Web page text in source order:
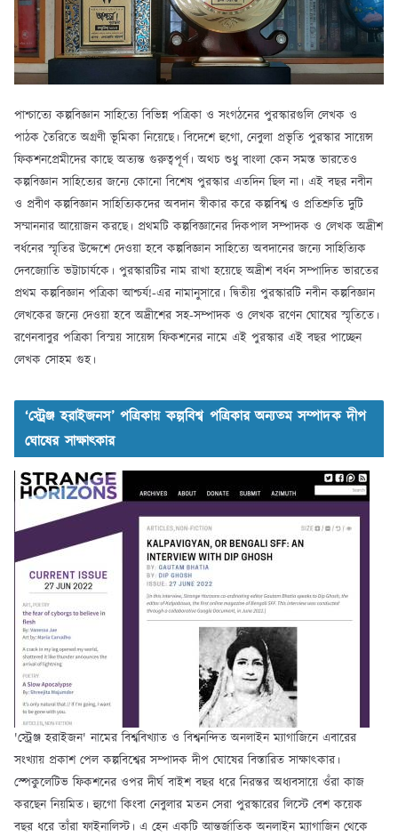
পাশ্চাত্যে কল্পবিজ্ঞান সাহিত্যে বিভিন্ন পত্রিকা ও সংগঠনের পুরস্কারগুলি লেখক ও
পাঠক তৈরিতে অগ্রণী ভূমিকা নিয়েছে। বিদেশে হুগো, নেবুলা প্রভৃতি পুরস্কার সায়েন্স
ফিকশনপ্রেমীদের কাছে অত্যন্ত গুরুত্বপূর্ণ। অথচ শুধু বাংলা কেন সমস্ত ভারতেও
কল্পবিজ্ঞান সাহিত্যের জন্যে কোনো বিশেষ পুরস্কার এতদিন ছিল না। এই বছর নবীন
ও প্রবীণ কল্পবিজ্ঞান সাহিত্যিকদের অবদান স্বীকার করে কল্পবিশ্ব ও প্রতিশ্রুতি দুটি
সম্মাননার আয়োজন করছে। প্রথমটি কল্পবিজ্ঞানের দিকপাল সম্পাদক ও লেখক অদ্রীশ
বর্ধনের স্মৃতির উদ্দেশে দেওয়া হবে কল্পবিজ্ঞান সাহিত্যে অবদানের জন্যে সাহিত্যিক
দেবজ্যোতি ভট্টাচার্যকে। পুরস্কারটির নাম রাখা হয়েছে অদ্রীশ বর্ধন সম্পাদিত ভারতের
প্রথম কল্পবিজ্ঞান পত্রিকা আশ্চর্য!-এর নামানুসারে। দ্বিতীয় পুরস্কারটি নবীন কল্পবিজ্ঞান
লেখকের জন্যে দেওয়া হবে অদ্রীশের সহ-সম্পাদক ও লেখক রণেন ঘোষের স্মৃতিতে।
রণেনবাবুর পত্রিকা বিস্ময় সায়েন্স ফিকশনের নামে এই পুরস্কার এই বছর পাচ্ছেন
লেখক সোহম গুহ।
‘স্ট্রেঞ্জ হরাইজনস’ পত্রিকায় কল্পবিশ্ব পত্রিকার অন্যতম সম্পাদক দীপ
ঘোষের সাক্ষাৎকার
'স্ট্রেঞ্জ হরাইজন' নামের বিশ্ববিখ্যাত ও বিশ্বনন্দিত অনলাইন ম্যাগাজিনে এবারের
সংখ্যায় প্রকাশ পেল কল্পবিশ্বের সম্পাদক দীপ ঘোষের বিস্তারিত সাক্ষাৎকার।
স্পেকুলেটিভ ফিকশনের ওপর দীর্ঘ বাইশ বছর ধরে নিরন্তর অধ্যবসায়ে ওঁরা কাজ
করছেন নিয়মিত। হ্যুগো কিংবা নেবুলার মতন সেরা পুরস্কারের লিস্টে বেশ কয়েক
বছর ধরে তাঁরা ফাইনালিস্ট। এ হেন একটি আন্তর্জাতিক অনলাইন ম্যাগাজিন থেকে